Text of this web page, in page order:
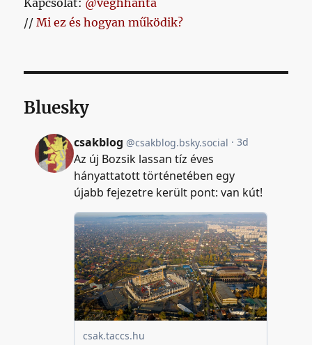
Kapcsolat: @veghhanta
//Mi ez és hogyan működik?
Bluesky